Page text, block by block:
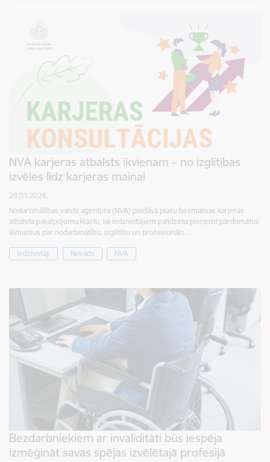
NVA karjeras atbalsts ikvienam – no izglītības
izvēles līdz karjeras maiņai
28.01.2026.
Nodarbinātības valsts aģentūra (NVA) piedāvā plašu bezmaksas karjeras
atbalsta pakalpojumu klāstu, lai iedzīvotājiem palīdzētu pieņemt pārdomātus
lēmumus par nodarbinātību, izglītību un profesionālo…
Iedzīvotāji Novads NVA
Bezdarbniekiem ar invaliditāti būs iespēja
izmēģināt savas spējas izvēlētajā profesijā